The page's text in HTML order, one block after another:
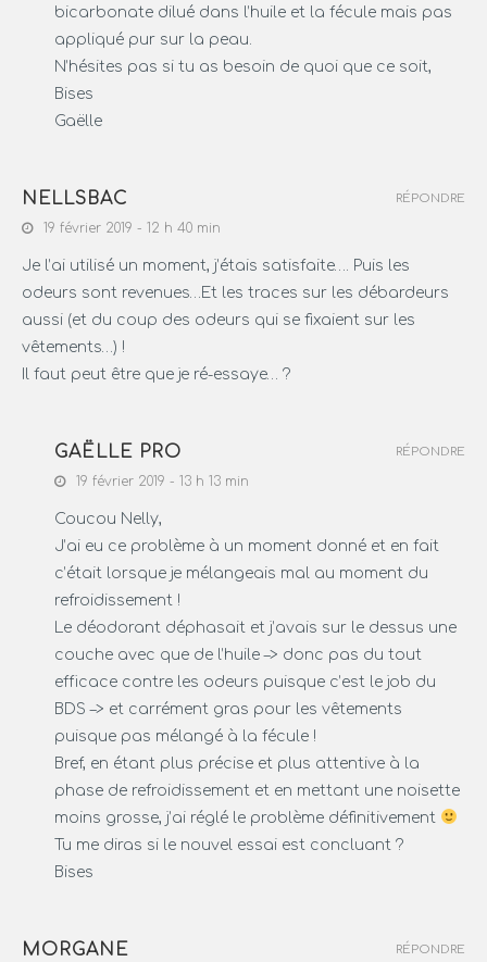
bicarbonate dilué dans l’huile et la fécule mais pas
appliqué pur sur la peau.
N’hésites pas si tu as besoin de quoi que ce soit,
Bises
Gaëlle
NELLSBAC
19 février 2019 - 12 h 40 min
Je l’ai utilisé un moment, j’étais satisfaite…. Puis les
odeurs sont revenues…Et les traces sur les débardeurs
aussi (et du coup des odeurs qui se fixaient sur les
vêtements…) !
Il faut peut être que je ré-essaye… ?
RÉPONDRE
GAËLLE PRO
19 février 2019 - 13 h 13 min
Coucou Nelly,
J’ai eu ce problème à un moment donné et en fait
c’était lorsque je mélangeais mal au moment du
refroidissement !
Le déodorant déphasait et j’avais sur le dessus une
couche avec que de l’huile –> donc pas du tout
efficace contre les odeurs puisque c’est le job du
BDS –> et carrément gras pour les vêtements
puisque pas mélangé à la fécule !
Bref, en étant plus précise et plus attentive à la
phase de refroidissement et en mettant une noisette
moins grosse, j’ai réglé le problème définitivement
Tu me diras si le nouvel essai est concluant ?
Bises
RÉPONDRE
MORGANE RÉPONDRE